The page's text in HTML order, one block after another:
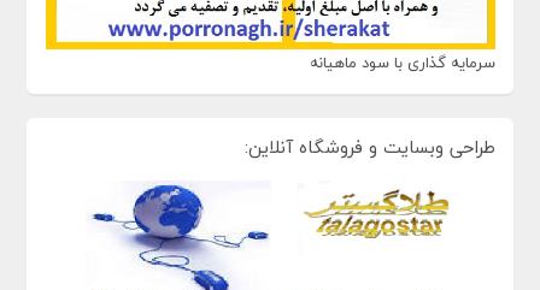
سرمایه گذاری با سود ماهیانه
طراحی وبسایت و فروشگاه آنلاین: